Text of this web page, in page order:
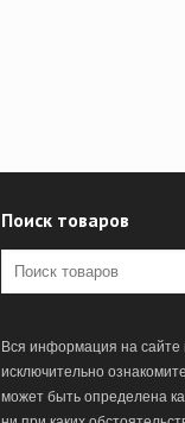
Поиск товаров
Вся информация на сайте
исключительно
может быть определена